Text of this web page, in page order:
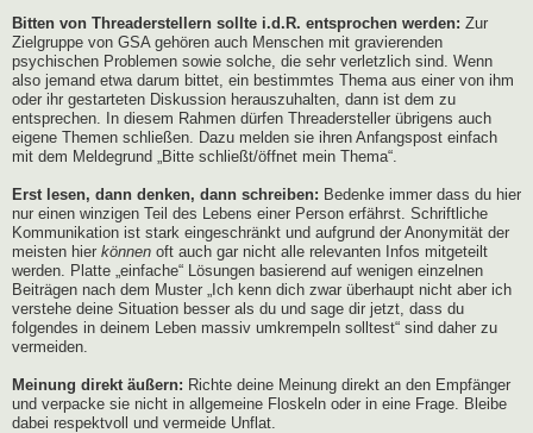
Bitten von Threaderstellern sollte i.d.R. entsprochen werden: Zur
Zielgruppe von GSA gehören auch Menschen mit gravierenden
psychischen Problemen sowie solche, die sehr verletzlich sind. Wenn
also jemand etwa darum bittet, ein bestimmtes Thema aus einer von ihm
oder ihr gestarteten Diskussion herauszuhalten, dann ist dem zu
entsprechen. In diesem Rahmen dürfen Threadersteller übrigens auch
eigene Themen schließen. Dazu melden sie ihren Anfangspost einfach
mit dem Meldegrund „Bitte schließt/öffnet mein Thema“.
Erst lesen, dann denken, dann schreiben: Bedenke immer dass du hier
nur einen winzigen Teil des Lebens einer Person erfährst. Schriftliche
Kommunikation ist stark eingeschränkt und aufgrund der Anonymität der
meisten hier können oft auch gar nicht alle relevanten Infos mitgeteilt
werden. Platte „einfache“ Lösungen basierend auf wenigen einzelnen
Beiträgen nach dem Muster „Ich kenn dich zwar überhaupt nicht aber ich
verstehe deine Situation besser als du und sage dir jetzt, dass du
folgendes in deinem Leben massiv umkrempeln solltest“ sind daher zu
vermeiden.
Meinung direkt äußern: Richte deine Meinung direkt an den Empfänger
und verpacke sie nicht in allgemeine Floskeln oder in eine Frage. Bleibe
dabei respektvoll und vermeide Unflat.